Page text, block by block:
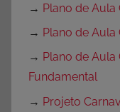
→ Plano de Aula
→ Plano de
→ Plano de Aula
Fundamental
→ Projeto